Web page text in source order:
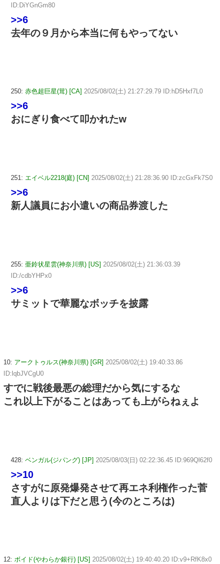
ID:DiYGnGm80
>>6
去年の９月から本当に何もやってない
250: 赤色超巨星(茸) [CA] 2025/08/02(土) 21:27:29.79 ID:hD5Hxf7L0
>>6
おにぎり食べて叩かれたw
251: エイベル2218(庭) [CN] 2025/08/02(土) 21:28:36.90 ID:zcGxFk7S0
>>6
新人議員にお小遣いの商品券渡した
255: 亜鈴状星雲(神奈川県) [US] 2025/08/02(土) 21:36:03.39
ID:/cdbYHPx0
>>6
サミットで華麗なボッチを披露
10: アークトゥルス(神奈川県) [GR] 2025/08/02(土) 19:40:33.86
ID:lqbJVCgU0
すでに戦後最悪の総理だから気にするな
これ以上下がることはあっても上がらねぇよ
428: ベンガル(ジパング) [JP] 2025/08/03(日) 02:22:36.45 ID:969Ql62f0
>>10
さすがに原発爆発させて再エネ利権作った菅
直人よりは下だと思う(今のところは)
12: ボイド(やわらか銀行) [US] 2025/08/02(土) 19:40:40.20 ID:v9+RfK8x0